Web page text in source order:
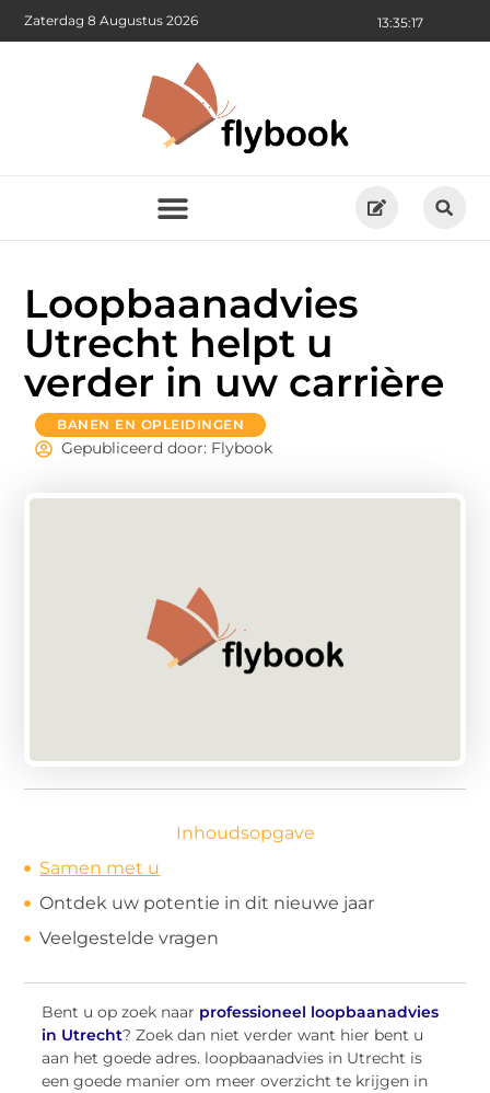
13:35:18
Zaterdag 8 Augustus 2026
Loopbaanadvies
Utrecht helpt u
verder in uw carrière
BANEN EN OPLEIDINGEN
Gepubliceerd door: Flybook
Inhoudsopgave
Samen met u
Ontdek uw potentie in dit nieuwe jaar
Veelgestelde vragen
Bent u op zoek naar professioneel loopbaanadvies
in Utrecht? Zoek dan niet verder want hier bent u
aan het goede adres. loopbaanadvies in Utrecht is
een goede manier om meer overzicht te krijgen in